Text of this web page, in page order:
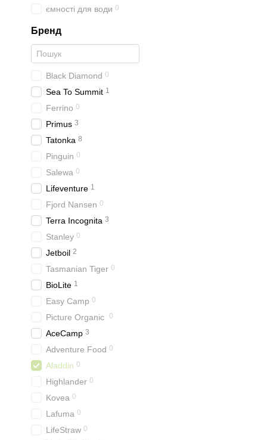
ємності для води 0
Бренд
Black Diamond 0
Sea To Summit 1
Ferrino 0
Primus 3
Tatonka 8
Pinguin 0
Salewa 0
Lifeventure 1
Fjord Nansen 0
Terra Incognita 3
Stanley 0
Jetboil 2
Tasmanian Tiger 0
BioLite 1
Easy Camp 0
Picture Organic 0
AceCamp 3
Adventure Food 0
Aladdin 0
Highlander 0
Kovea 0
Lafuma 0
LifeStraw 0